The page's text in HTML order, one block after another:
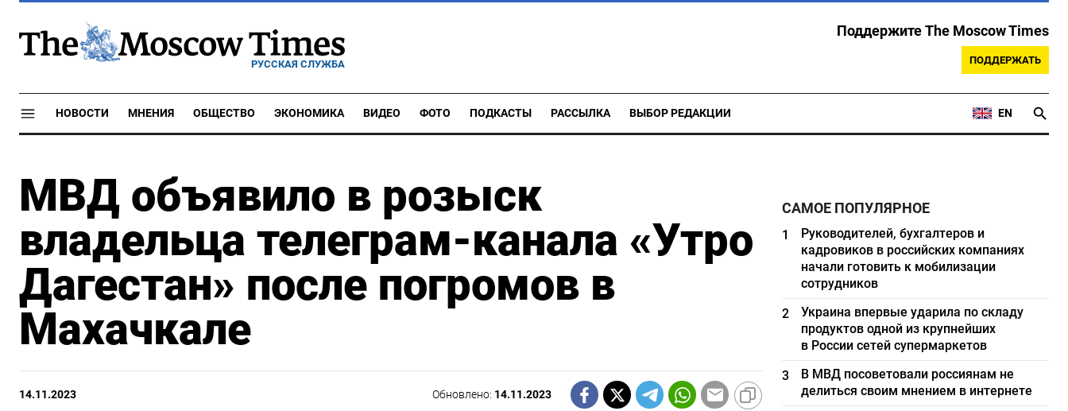
РУССКАЯ СЛУЖБА
Поддержите The Moscow Times
ПОДДЕРЖАТЬ
НОВОСТИ МНЕНИЯ ОБЩЕСТВО ЭКОНОМИКА ВИДЕО ФОТО ПОДКАСТЫ РАССЫЛКА ВЫБОР РЕДАКЦИИ EN
МВД объявило в розыск
владельца телеграм-канала «Утро
Дагестан» после погромов в
Махачкале
14.11.2023 Обновлено: 14.11.2023
САМОЕ ПОПУЛЯРНОЕ
1
Руководителей, бухгалтеров и
кадровиков в российских компаниях
начали готовить к мобилизации
сотрудников
2
Украина впервые ударила по складу
продуктов одной из крупнейших
в России сетей супермаркетов
3
В МВД посоветовали россиянам не
делиться своим мнением в интернете